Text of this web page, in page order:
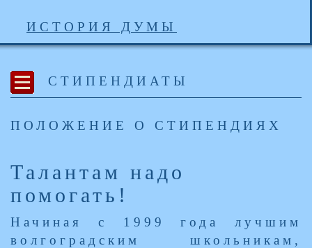
ИСТОРИЯ ДУМЫ
СТИПЕНДИАТЫ
ПОЛОЖЕНИЕ О СТИПЕНДИЯХ
Талантам надо
помогать!
Начиная с 1999 года лучшим
волгоградским школьникам,